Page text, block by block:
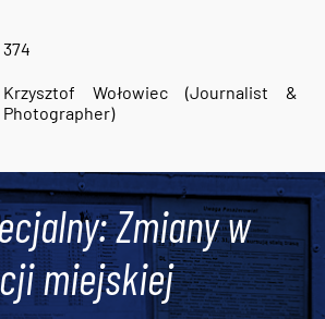
374
Krzysztof Wołowiec (Journalist &
Photographer)
Zmiany w
miejskiej